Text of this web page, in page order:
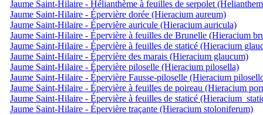
Jaume Saint-Hilaire - Hélianthème à feuilles de serpolet
Jaume Saint-Hilaire - Épervière dorée (Hieracium aureum)
Jaume Saint-Hilaire - Épervière auricule (Hieracium auricula)
Jaume Saint-Hilaire - Épervière à feuilles de Brunelle (Hieracium
Jaume Saint-Hilaire - Épervière à feuilles de staticé (Hieracium
Jaume Saint-Hilaire - Épervière des marais (Hieracium glaucum)
Jaume Saint-Hilaire - Épervière piloselle (Hieracium pilosella)
Jaume Saint-Hilaire - Épervière Fausse-piloselle (Hieracium
Jaume Saint-Hilaire - Épervière à feuilles de poireau (Hieracium
Jaume Saint-Hilaire - Épervière à feuilles de staticé
Jaume Saint-Hilaire - Épervière traçante (Hieracium stoloniferum)